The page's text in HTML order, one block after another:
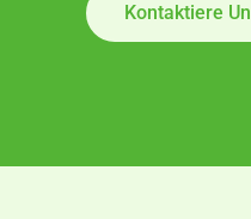
Kontaktiere